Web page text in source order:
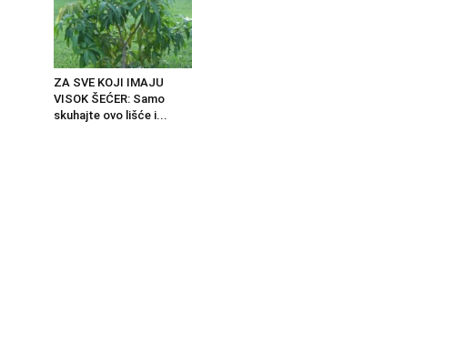
ZA SVE KOJI IMAJU
VISOK ŠEĆER: Samo
skuhajte ovo lišće i...